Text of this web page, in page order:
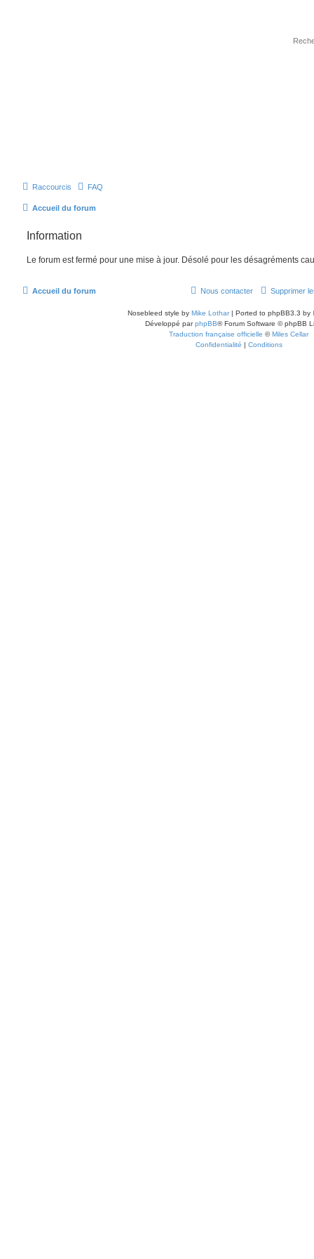
Raccourcis FAQ
Accueil du forum
Information
Le forum est fermé pour une mise à jour. Désolé pour les désagréments
Accueil du forum Supprimer
Nous contacter
Nosebleed style by Mike Lothar| Ported to phpBB3.3 by
Développé parphpBB® Forum Software © phpBB
Traduction française officielle ©Miles Cellar
Confidentialité | Conditions